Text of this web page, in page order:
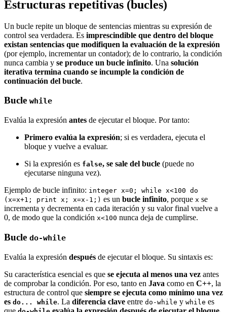
Estructuras repetitivas (bucles)
Un bucle repite un bloque de sentencias mientras su expresión de
control sea verdadera. Es imprescindible que dentro del bloque
existan sentencias que modifiquen la evaluación de la expresión
(por ejemplo, incrementar un contador); de lo contrario, la condición
nunca cambia y se produce un bucle infinito. Una solución
iterativa termina cuando se incumple la condición de
continuación del bucle.
Bucle while
Evalúa la expresión antes de ejecutar el bloque. Por tanto:
Primero evalúa la expresión; si es verdadera, ejecuta el
bloque y vuelve a evaluar.
Si la expresión es false, se sale del bucle (puede no
ejecutarse ninguna vez).
Ejemplo de bucle infinito: integer x=0; while x<100 do
(x=x+1; print x; x=x-1;) es un bucle infinito, porque x se
incrementa y decrementa en cada iteración y su valor final vuelve a
0, de modo que la condición x<100 nunca deja de cumplirse.
Bucle do-while
Evalúa la expresión después de ejecutar el bloque. Su sintaxis es:
Su característica esencial es que se ejecuta al menos una vez antes
de comprobar la condición. Por eso, tanto en Java como en C++, la
estructura de control que siempre se ejecuta como mínimo una vez
es do... while. La diferencia clave entre do-while y while es